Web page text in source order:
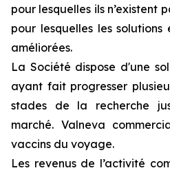
pour lesquelles ils n’existent
pour lesquelles les
améliorées.
La Société dispose d'une
ayant fait progresser
stades de la recherche
marché. Valneva
vaccins du voyage.
Les revenus de l’activité